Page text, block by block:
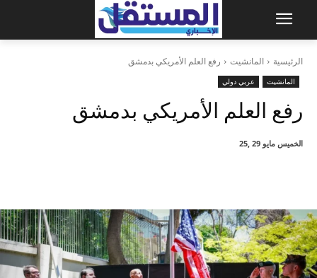
الرئيسية المانشيت رفع العلم الأمريكي بدمشق
المانشيت عربي دولي
رفع العلم الأمريكي بدمشق
الخميس مايو 29 ,25